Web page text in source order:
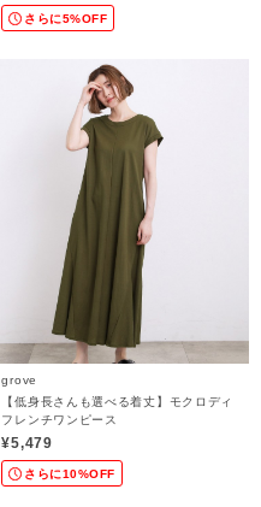
さらに5%OFF
grove
【低身長さんも選べる着丈】モクロディ
フレンチワンピース
¥5,479
さらに10%OFF